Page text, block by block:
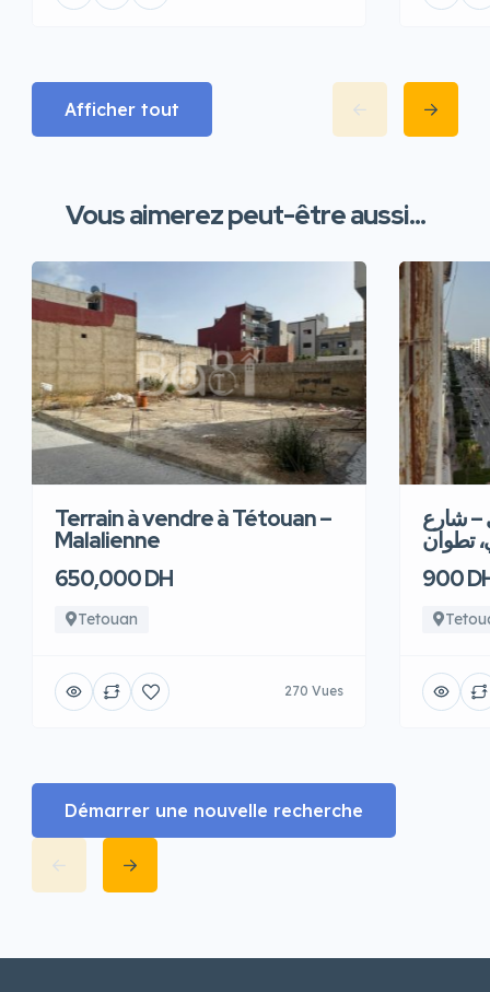
Afficher tout
Vous aimerez peut-être aussi...
Terrain à vendre à Tétouan –
Malalienne
650,000 DH
Tetouan
270 Vues
– شارع
تطوان
900
Démarrer une nouvelle recherche